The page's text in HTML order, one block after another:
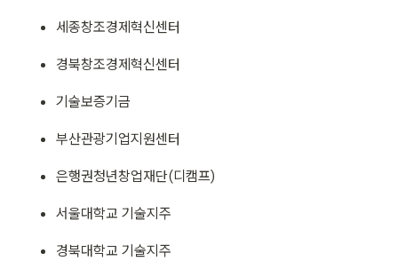
세종창조경제혁신센터
경북창조경제혁신센터
기술보증기금
부산관광기업지원센터
은행권청년창업재단(디캠프)
서울대학교 기술지주
경북대학교 기술지주